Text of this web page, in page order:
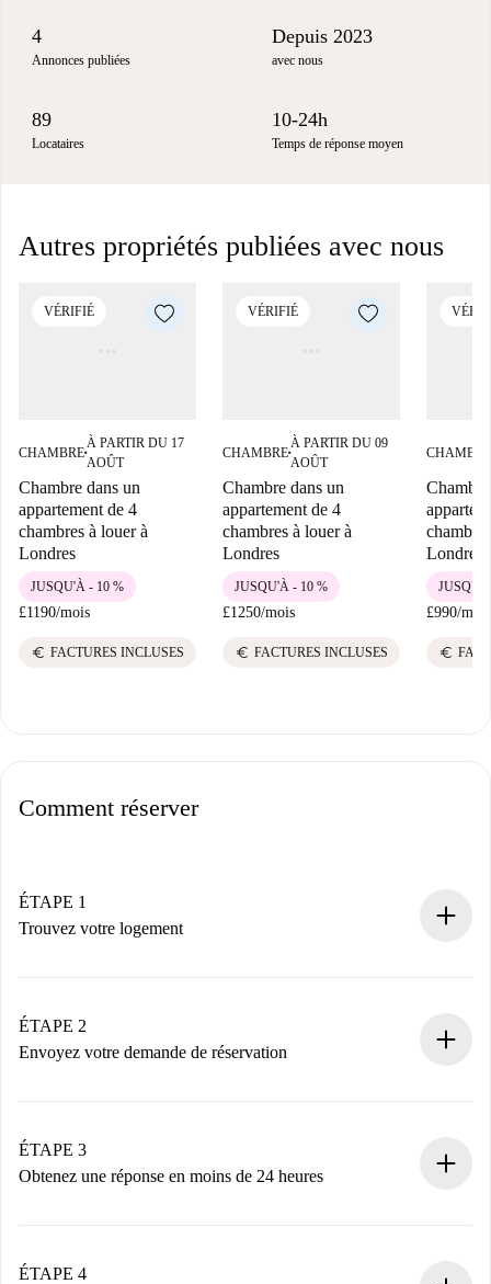
4
Annonces publiées
Depuis 2023
avec nous
89
Locataires
10-24h
Temps de réponse moyen
Autres propriétés publiées avec nous
VÉRIFIÉ
CHAMBRE■
À PARTIR DU 17
AOÛT
Chambre dans un
appartement de 4
chambres à louer à
Londres
£1190/mois
JUSQU'À - 10 %
euro FACTURES INCLUSES
VÉRIFIÉ
CHAMBRE■
À PARTIR DU 09
AOÛT
Chambre dans un
appartement de 4
chambres à louer à
Londres
£1250/mois
JUSQU'À - 10 %
euro FACTURES INCLUSES
CHAMBRE
Londres
£990/mois
euro
Comment réserver
ÉTAPE 1
Trouvez votre logement
Vous disposez à l’avance de toutes les informations
nécessaires.
ÉTAPE 2
Envoyez votre demande de réservation
Nous ne vous facturerons rien tant que le propriétaire
n’aura pas accepté.
ÉTAPE 3
Obtenez une réponse en moins de 24 heures
contact avec le propriétaire.
ÉTAPE 4